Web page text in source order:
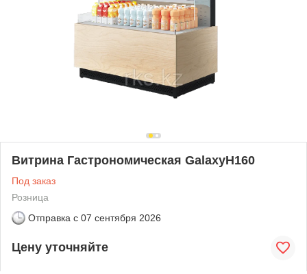
Витрина Гастрономическая GalaxyH160
Под заказ
Розница
Отправка с 07 сентября 2026
Цену уточняйте